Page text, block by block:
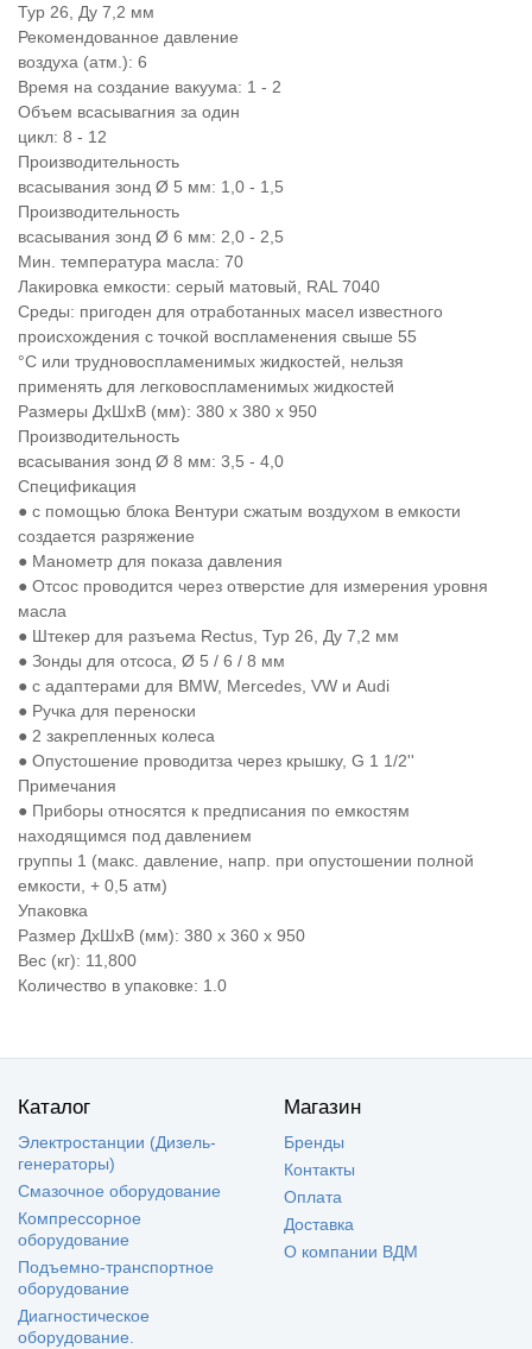
Typ 26, Ду 7,2 мм
Рекомендованное давление
воздуха (атм.): 6
Время на создание вакуума: 1 - 2
Объем всасывагния за один
цикл: 8 - 12
Производительность
всасывания зонд Ø 5 мм: 1,0 - 1,5
Производительность
всасывания зонд Ø 6 мм: 2,0 - 2,5
Мин. температура масла: 70
Лакировка емкости: серый матовый, RAL 7040
Среды: пригоден для отработанных масел известного
происхождения с точкой воспламенения свыше 55
°C или трудновоспламенимых жидкостей, нельзя
применять для легковоспламенимых жидкостей
Размеры ДхШхВ (мм): 380 x 380 x 950
Производительность
всасывания зонд Ø 8 мм: 3,5 - 4,0
Спецификация
● с помощью блока Вентури сжатым воздухом в емкости
создается разряжение
● Манометр для показа давления
● Отсос проводится через отверстие для измерения уровня
масла
● Штекер для разъема Rectus, Typ 26, Ду 7,2 мм
● Зонды для отсоса, Ø 5 / 6 / 8 мм
● с адаптерами для BMW, Mercedes, VW и Audi
● Ручка для переноски
● 2 закрепленных колеса
● Опустошение проводитза через крышку, G 1 1/2''
Примечания
● Приборы относятся к предписания по емкостям
находящимся под давлением
группы 1 (макс. давление, напр. при опустошении полной
емкости, + 0,5 атм)
Упаковка
Размер ДхШхВ (мм): 380 x 360 x 950
Вес (кг): 11,800
Количество в упаковке: 1.0
Каталог
Электростанции (Дизель-
генераторы)
Смазочное оборудование
Компрессорное
оборудование
Подъемно-транспортное
оборудование
Диагностическое
оборудование.
Магазин
Бренды
Контакты
Оплата
Доставка
О компании ВДМ